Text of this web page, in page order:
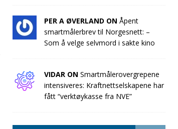
PER A ØVERLAND ON Åpent
smartmålerbrev til Norgesnett: –
Som å velge selvmord i sakte kino
VIDAR ON Smartmålerovergrepene
intensiveres: Kraftnettselskapene har
fått “verktøykasse fra NVE”